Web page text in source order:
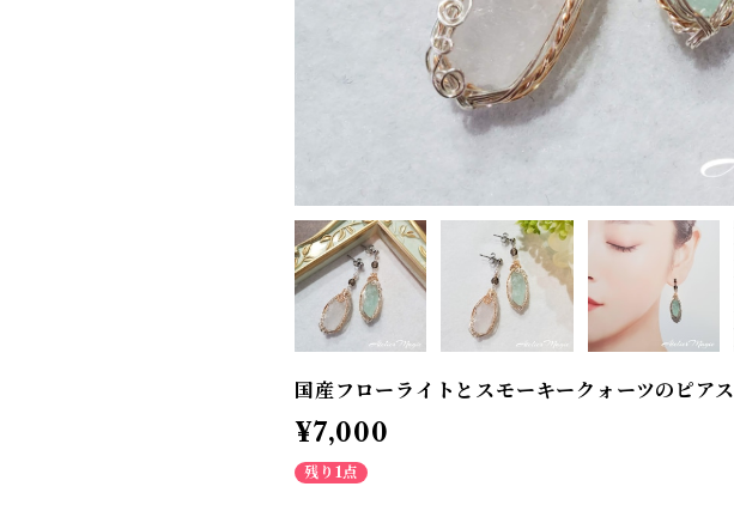
国産フローライトとスモーキークォーツのピアス
¥7,000
残り1点